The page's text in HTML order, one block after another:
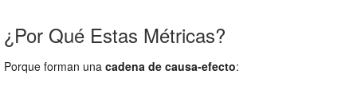
¿Por Qué Estas Métricas?
Porque forman una cadena de causa-efecto: